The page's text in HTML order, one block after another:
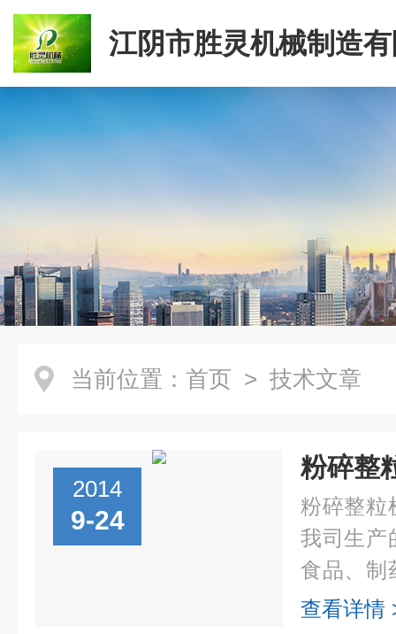
江阴市胜灵机械制造
当前位置： 首页 > 技术文章
2014
9-24
粉碎整粒
我司生产
食品、制
粒机主要
查看详情